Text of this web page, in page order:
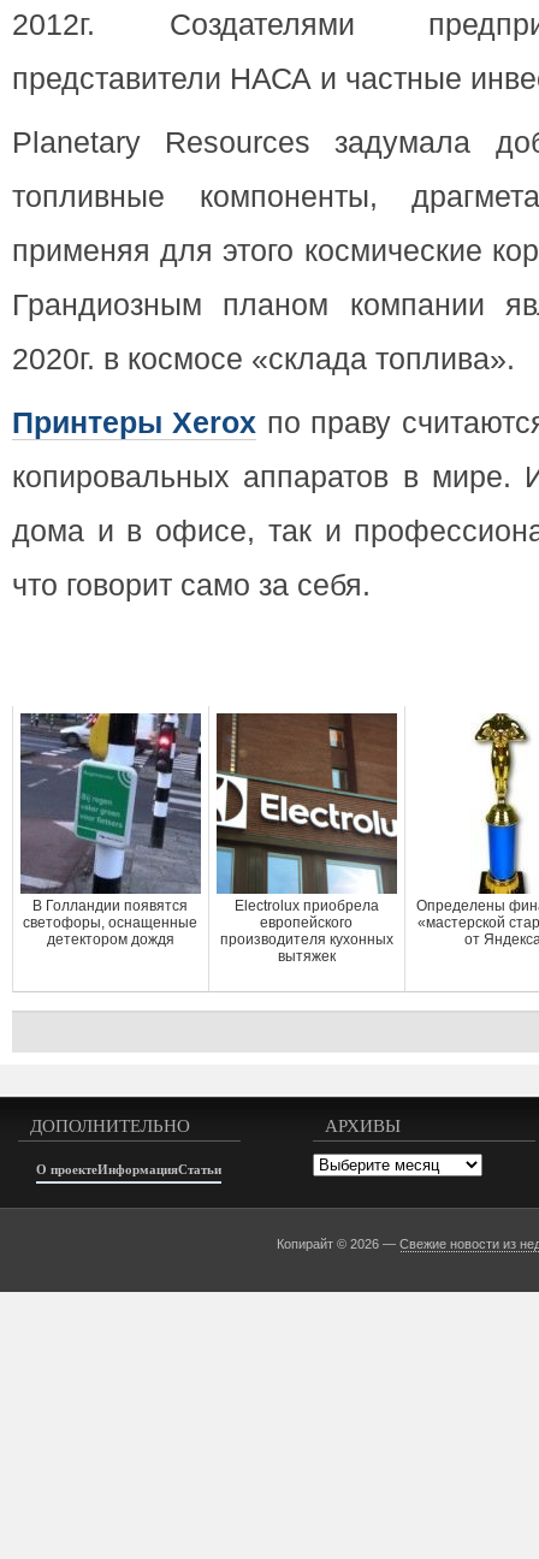
2012г. Создателями
представители НАСА и частные
Planetary Resources задумала
топливные компоненты,
применяя для этого космические
Грандиозным планом компании
2020г. в космосе «склада топлива».
Принтеры Xerox по праву
копировальных аппаратов в мире.
дома и в офисе, так и
что говорит само за себя.
В Голландии появятся
светофоры, оснащенные
детектором дождя
Electrolux приобрела
европейского
производителя кухонных
вытяжек
Определены
«мастерской
от
ДОПОЛНИТЕЛЬНО
О проектеИнформацияСтатьи
АРХИВЫ
Архивы
Копирайт © 2026 —Свежие новости из